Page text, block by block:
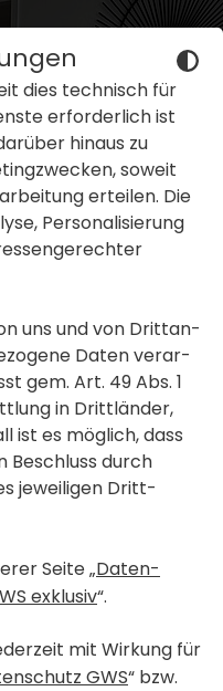
dies tech­nisch für
erfor­der­lich ist
hinaus zu
soweit
erteilen. Die
Perso­na­li­sie­rung
uns und von Dritt­an­
Daten verar­
gem. Art. 49 Abs. 1
in Dritt­länder,
ist es möglich, dass
Beschluss durch
jewei­ligen Dritt­
Seite „Daten­
exklusiv“.
mit Wirkung für
GWS“ bzw.